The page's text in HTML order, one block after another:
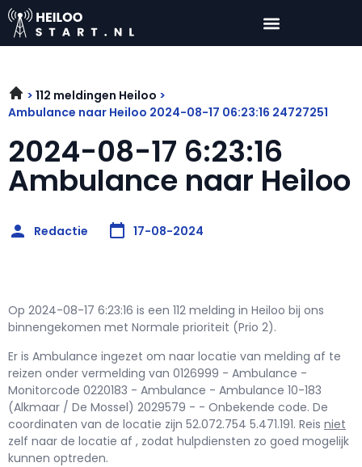
112 meldingen Heiloo
Ambulance naar Heiloo 2024-08-17 06:23:16 24727251
2024-08-17 6:23:16
Ambulance naar Heiloo
Redactie 17-08-2024
Op 2024-08-17 6:23:16 is een 112 melding in Heiloo bij ons
binnengekomen met Normale prioriteit (Prio 2).
Er is Ambulance ingezet om naar locatie van melding af te
reizen onder vermelding van 0126999 - Ambulance -
Monitorcode 0220183 - Ambulance - Ambulance 10-183
(Alkmaar / De Mossel) 2029579 - - Onbekende code. De
coordinaten van de locatie zijn 52.072.754 5.471.191. Reis niet
zelf naar de locatie af , zodat hulpdiensten zo goed mogelijk
kunnen optreden.